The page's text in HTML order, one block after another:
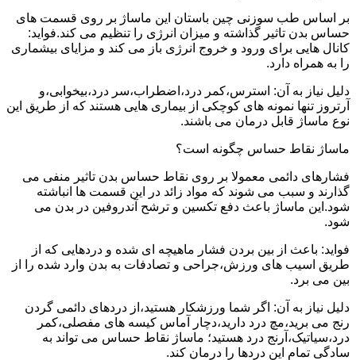
بر اساس طب سوزنی چین باستان این ماساژ بر روی قسمت های
حساس بدن تاثیر گذاشته و میزان انرژی را تنظیم می کند.فواید:
کانال هایی برای ورود و خروج انرژی باز می کند و مزایای بیشماری
را به همراه دارد.
دلیل نیاز به آن: استرس،کمر درد،اضطراب،سر درد،بیخوابی،و
آرتروز تنها نمونه های کوچکی از بیماری هایی هستند که از طریق این
نوع ماساژ قابل درمان می باشند.
ماساژ نقاط حساس چگونه است؟
فشارهای دائمی معمولا بر روی نقاط حساس بدن تاثیر منفی می
گذارند و سبب می شوند که مواد زائد در این قسمت ها انباشته
شود.این ماساژ باعث دفع تکسین و ترشح آندروفین در بدن می
شود.
فواید: باعث از بین بردن فشار ماهیچه ای شده و دردهایی که از
طریق اسیب های ورزش،جراحی و تصادفات به بدن وارد شده را از
بین می برد.
دلیل نیاز به آن: اگر شما ورزشکار هستید،از دردهای دائمی گردن
رنج می برید،مچ درد دارید،دچار آماس کیسه های مفصلی،کمر
درد،سیاتیک،آرنج درد هستید؛ ماساژ نقاط حساس می تواند به
سادگی تمام این دردها را درمان کند.